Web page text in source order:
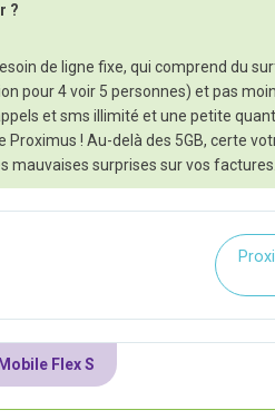
?
de ligne fixe, qui comprend du
pour 4 voir 5 personnes) et pas
et sms illimité et une petite
Proximus ! Au-delà des 5GB, certe
surprises sur vos factures.
Flex S